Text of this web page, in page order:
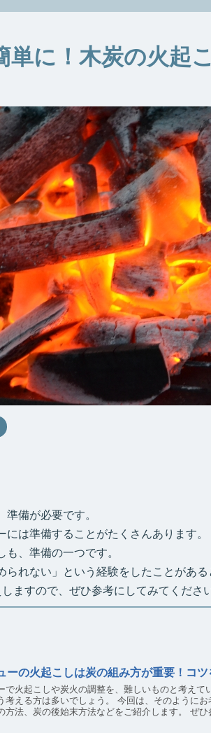
に！木炭の火起
備が必要です。
は準備することがたくさんあります。
、準備の一つです。
れない」という経験をしたことがあ
ますので、ぜひ参考にしてみてください
ーの火起こしは炭の組み方が重要！コツ
起こしや炭火の調整を、難しいものと考えている方はいるかも
今回は、そのようにお考えの方向けに、基本的な火起こしの方法や、炭の組み方、
火力の調整